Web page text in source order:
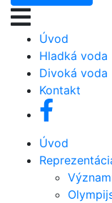
Úvod
Hladká voda
Divoká voda
Kontakt
Úvod